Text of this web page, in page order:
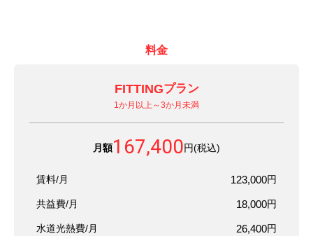
料金
FITTINGプラン
1か月以上～3か月未満
月額167,400円(税込)
賃料/月 123,000円
共益費/月 18,000円
水道光熱費/月 26,400円